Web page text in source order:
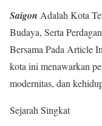
Saigon Adalah Kota
Budaya, Serta
Bersama Pada Article
kota ini menawarkan
modernitas, dan
Sejarah Singkat